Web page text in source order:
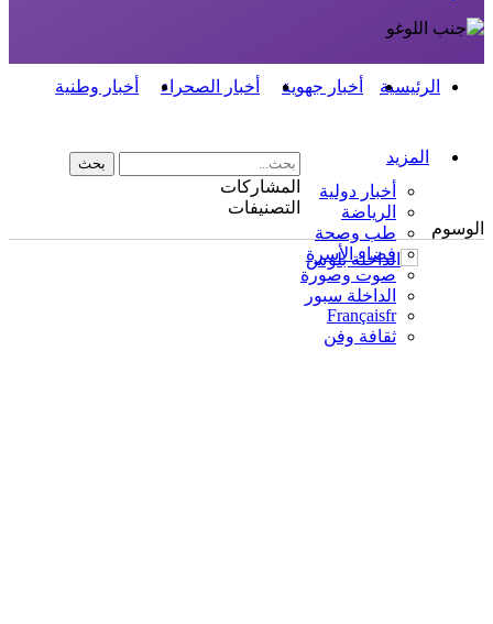
الرئيسية أخبار جهوية أخبار الصحراء أخبار وطنية
المزيد
أخبار دولية
الرياضة
طب وصحة
فضاء الأسرة
صوت وصورة
الداخلة سبور
Françaisfr
ثقافة وفن
المشاركات
التصنيفات
الوسوم